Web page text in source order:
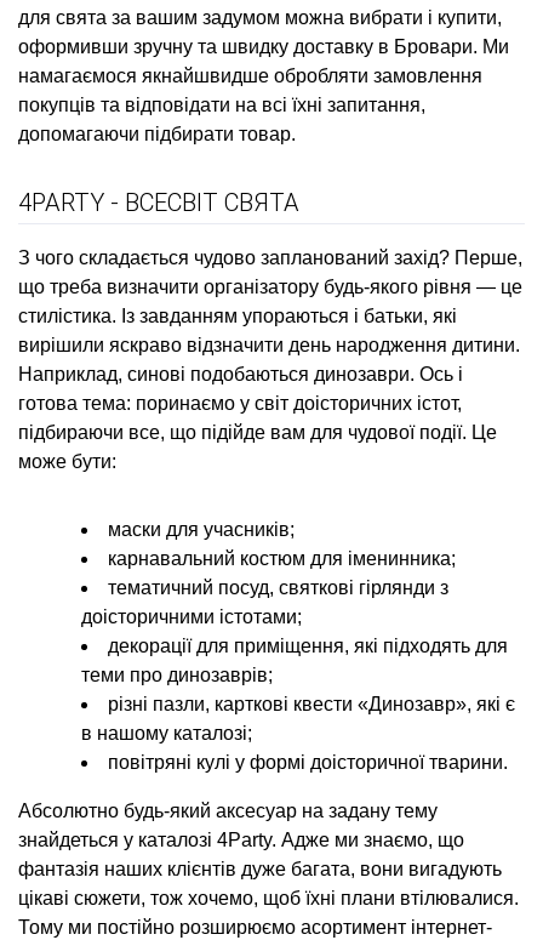
для свята за вашим задумом можна вибрати і купити,
оформивши зручну та швидку доставку в Бровари. Ми
намагаємося якнайшвидше обробляти замовлення
покупців та відповідати на всі їхні запитання,
допомагаючи підбирати товар.
4PARTY - ВСЕСВІТ СВЯТА
З чого складається чудово запланований захід? Перше,
що треба визначити організатору будь-якого рівня — це
стилістика. Із завданням упораються і батьки, які
вирішили яскраво відзначити день народження дитини.
Наприклад, синові подобаються динозаври. Ось і
готова тема: поринаємо у світ доісторичних істот,
підбираючи все, що підійде вам для чудової події. Це
може бути:
маски для учасників;
карнавальний костюм для іменинника;
тематичний посуд, святкові гірлянди з
доісторичними істотами;
декорації для приміщення, які підходять для
теми про динозаврів;
різні пазли, карткові квести «Динозавр», які є
в нашому каталозі;
повітряні кулі у формі доісторичної тварини.
Абсолютно будь-який аксесуар на задану тему
знайдеться у каталозі 4Party. Адже ми знаємо, що
фантазія наших клієнтів дуже багата, вони вигадують
цікаві сюжети, тож хочемо, щоб їхні плани втілювалися.
Тому ми постійно розширюємо асортимент інтернет-